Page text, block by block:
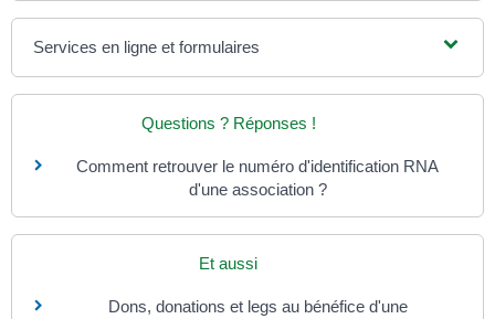
Services en ligne et formulaires
Questions ? Réponses !
Comment retrouver le numéro d'identification RNA
d'une association ?
Et aussi
Dons, donations et legs au bénéfice d'une